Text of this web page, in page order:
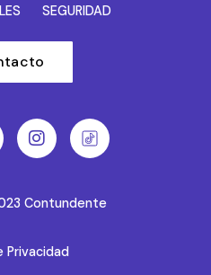
SEGURIDAD
Contundente
Privacidad